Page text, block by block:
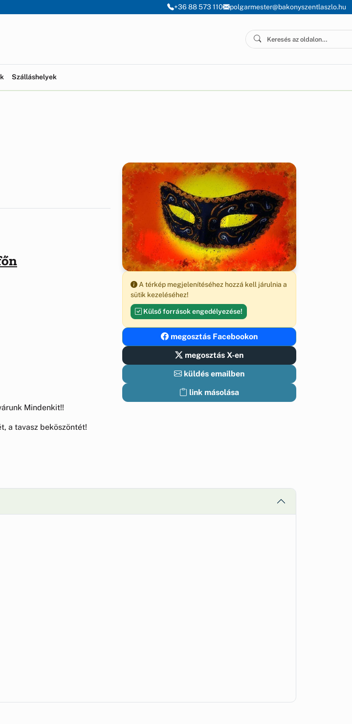
+36 88 573 110 polgarmester@bakonyszentlaszlo.hu
Szálláshelyek
Mindenkit!!
a tavasz beköszöntét!
A térkép megjelenítéséhez hozzá kell járulnia a
sütik kezeléséhez!
Külső források engedélyezése!
megosztás Facebookon
megosztás X-en
küldés emailben
link másolása